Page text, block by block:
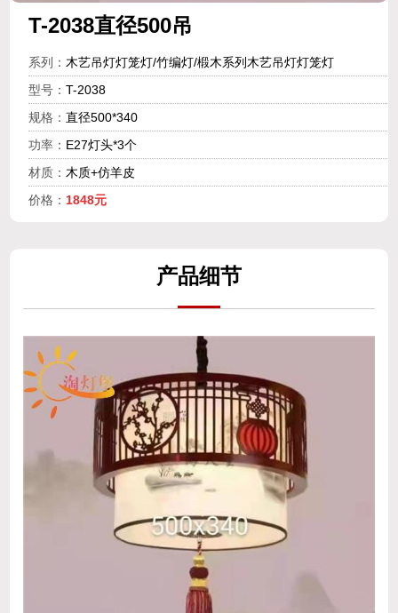
T-2038直径500吊
系列： 木艺吊灯灯笼灯/竹编灯/椴木系列木艺吊灯灯笼灯
型号： T-2038
规格： 直径500*340
功率： E27灯头*3个
材质： 木质+仿羊皮
价格： 1848元
产品细节